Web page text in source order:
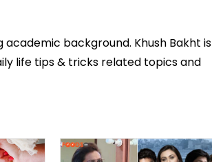
background. Khush Bakht is
life tips & tricks related topics and